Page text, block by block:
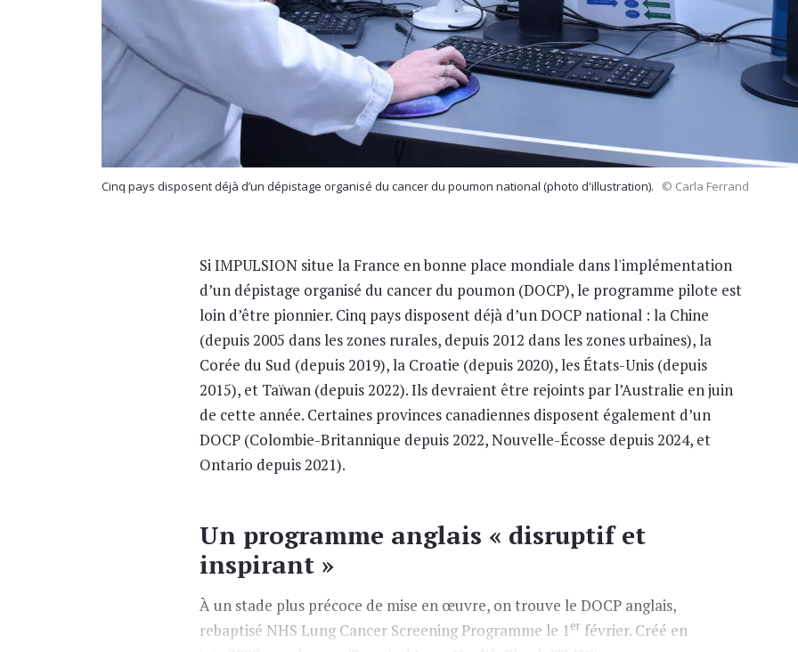
Cinq pays disposent déjà d’un dépistage organisé du cancer du poumon national (photo d'illustration). © Carla Ferrand
Si IMPULSION situe la France en bonne place mondiale dans l'implémentation
d’un dépistage organisé du cancer du poumon (DOCP), le programme pilote est
loin d’être pionnier. Cinq pays disposent déjà d’un DOCP national : la Chine
(depuis 2005 dans les zones rurales, depuis 2012 dans les zones urbaines), la
Corée du Sud (depuis 2019), la Croatie (depuis 2020), les États-Unis (depuis
2015), et Taïwan (depuis 2022). Ils devraient être rejoints par l’Australie en juin
de cette année. Certaines provinces canadiennes disposent également d’un
DOCP (Colombie-Britannique depuis 2022, Nouvelle-Écosse depuis 2024, et
Ontario depuis 2021).
Un programme anglais « disruptif et
inspirant »
À un stade plus précoce de mise en œuvre, on trouve le DOCP anglais,
rebaptisé NHS Lung Cancer Screening Programme le 1erfévrier. Créé en